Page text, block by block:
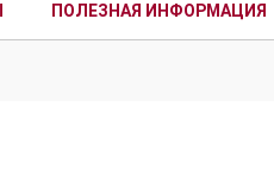
ПОЛЕЗНАЯ ИНФОРМАЦИЯ